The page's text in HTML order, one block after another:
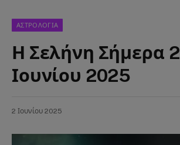
ΑΣΤΡΟΛΟΓΙΑ
Η Σελήνη Σήμερα 2
Ιουνίου 2025
2 Ιουνίου 2025